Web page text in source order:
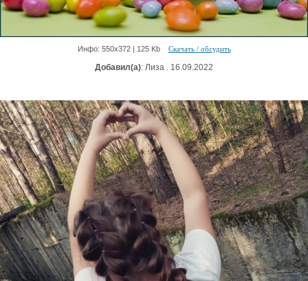
Инфо: 550х372 | 125 Kb Скачать / обсудить
Добавил(а): Лиза . 16.09.2022